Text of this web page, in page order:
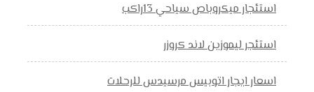
استئجار ميكروباص سياحي 13راكب
استئجر ليموزين لاند كروزر
اسعار ايجار اتوبيس مرسيدس للرحلات